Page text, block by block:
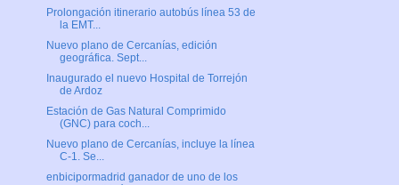
Prolongación itinerario autobús línea 53 de
la EMT...
Nuevo plano de Cercanías, edición
geográfica. Sept...
Inaugurado el nuevo Hospital de Torrejón
de Ardoz
Estación de Gas Natural Comprimido
(GNC) para coch...
Nuevo plano de Cercanías, incluye la línea
C-1. Se...
enbicipormadrid ganador de uno de los